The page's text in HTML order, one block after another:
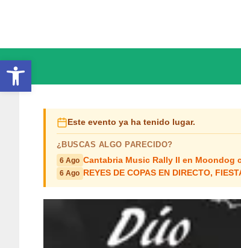
Abrir barra de herramientas
Este evento ya ha tenido lugar.
¿BUSCAS ALGO PARECIDO?
6 Ago Cantabria Music Rally II en Moondog
6 Ago REYES DE COPAS EN DIRECTO,